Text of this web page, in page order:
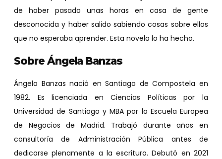
de haber pasado unas horas en casa de gente
desconocida y haber salido sabiendo cosas sobre ellos
que no esperaba aprender. Esta novela lo ha hecho.
Sobre Ángela Banzas
Ángela Banzas nació en Santiago de Compostela en
1982. Es licenciada en Ciencias Políticas por la
Universidad de Santiago y MBA por la Escuela Europea
de Negocios de Madrid. Trabajó durante años en
consultoría de Administración Pública antes de
dedicarse plenamente a la escritura. Debutó en 2021